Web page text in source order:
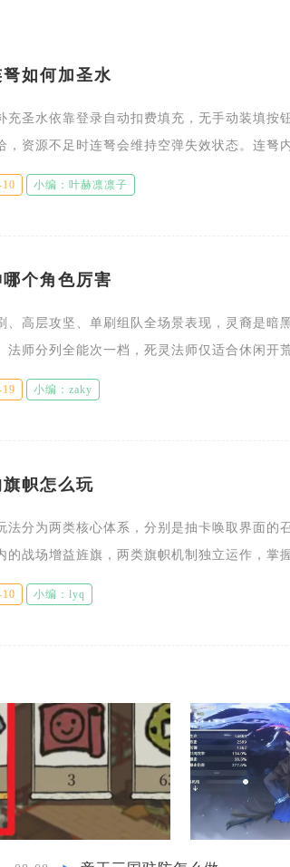
如何加圣水
充圣水依靠登录自动扣费填充，无手动装填按
，资源不足时连弩会维持空弹失效状态。连弩
应固定圣水消耗标准，1级单次填满需5万圣水
小编：叶赫凛凛子
个角色厉害
、高层攻坚、单刷组队全场景表现，灵裔是暗
法师分列全能次一档，死灵法师仅适合休闲开
场景，不存在能适配所有玩法的单一天花板角
小编：zaky
帜怎么玩
法分为两类核心体系，分别是抽卡唤取界面的
的战场增益旌旗，两类旗帜机制独立运作，掌
部旗帜功能，无论是资源抽取还是限时挑战都
小编：lyq